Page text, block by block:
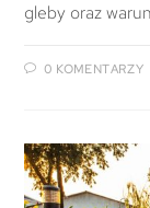
gleby oraz
0 KOMENTARZY